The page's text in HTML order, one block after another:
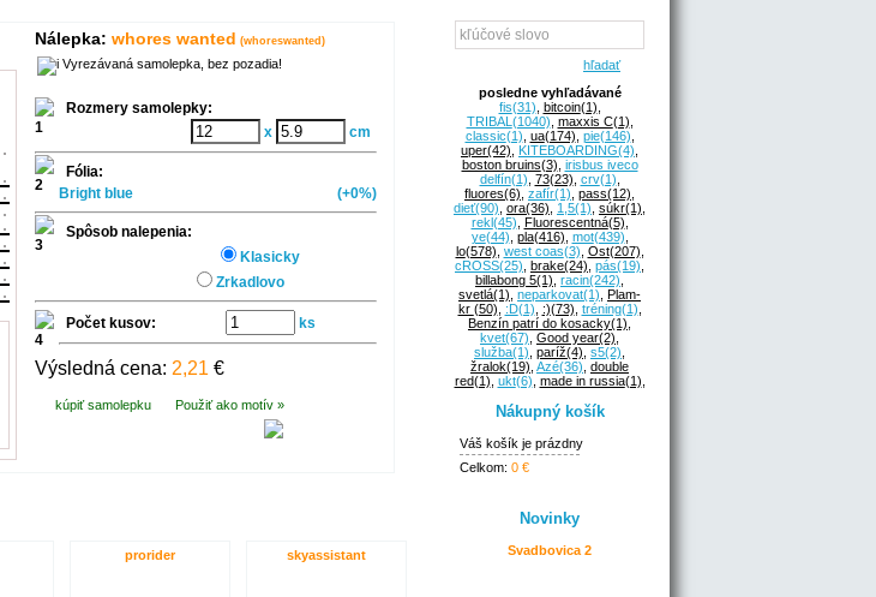
Nálepka: whores wanted (whoreswanted)
Vyrezávaná samolepka, bez pozadia!
Rozmery samolepky:
x
cm
Fólia:
Bright blue
(+0%)
Spôsob nalepenia:
Klasicky
Zrkadlovo
Počet kusov: ks
Výsledná cena: 2,21 €
kúpiť samolepku Použiť ako motív »
prorider skyassistant
hľadať
posledne vyhľadávané
fis(31) bitcoin(1)
TRIBAL (1040) maxxis C(1)
classic(1) ua(174) pie(146)
uper(42) KITEBOARDING(4)
boston bruins(3) irisbus iveco
delfín(1) 73(23) crv(1)
fluores(6) zafír(1) pass(12)
dieť(90) ora(36) 1,5(1) súkr(1)
rekl(45) Fluorescentná(5)
ye(44) pla(416) mot(439)
lo(578) west coas(3) Ost(207)
cROSS(25) brake(24) pás(19)
billabong 5(1) racin(242)
svetlá(1) neparkovat(1) Plam-
kr (50) :D(1) :)(73) tréning(1)
Benzín patrí do kosacky(1)
kvet(67) Good year(2)
služba(1) paríž(4) s5(2)
žralok(19) Azé(36) double
red(1) ukt(6) made in russia(1)
Nákupný košík
Váš košík je prázdny
Celkom: 0 €
Novinky
Svadbovica 2